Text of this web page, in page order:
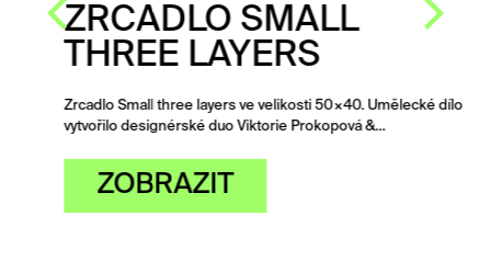
ZRCADLO SMALL
THREE LAYERS
Zrcadlo Small three layers ve velikosti 50×40. Umělecké dílo
vytvořilo designérské duo Viktorie Prokopová &…
ZOBRAZIT